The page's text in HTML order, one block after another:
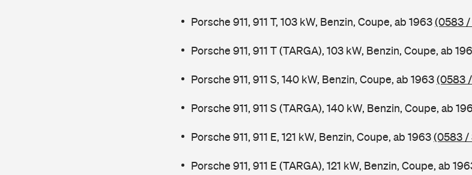
Porsche 911, 911 T, 103 kW, Benzin, Coupe, ab 1963(0583 /
Porsche 911, 911 T (TARGA), 103 kW, Benzin, Coupe, ab
Porsche 911, 911 S, 140 kW, Benzin, Coupe, ab 1963(0583
Porsche 911, 911 S (TARGA), 140 kW, Benzin, Coupe, ab
Porsche 911, 911 E, 121 kW, Benzin, Coupe, ab 1963(0583 /
Porsche 911, 911 E (TARGA), 121 kW, Benzin, Coupe, ab